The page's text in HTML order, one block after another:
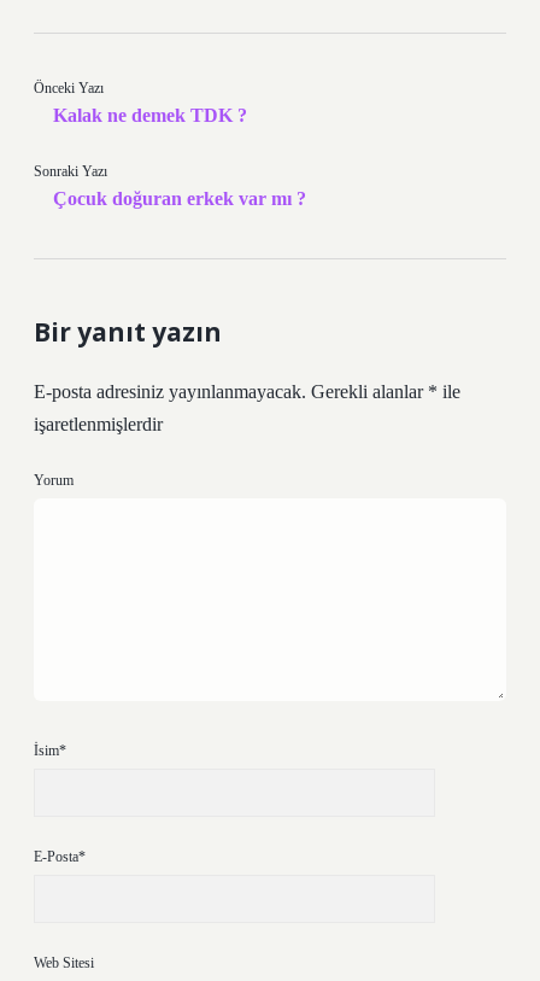
Önceki Yazı
Kalak ne demek TDK ?
Sonraki Yazı
Çocuk doğuran erkek var mı ?
Bir yanıt yazın
E-posta adresiniz yayınlanmayacak. Gerekli alanlar * ile
işaretlenmişlerdir
Yorum
İsim*
E-Posta*
Web Sitesi